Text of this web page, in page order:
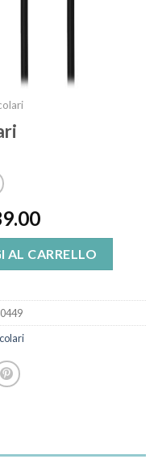
AL CARRELLO